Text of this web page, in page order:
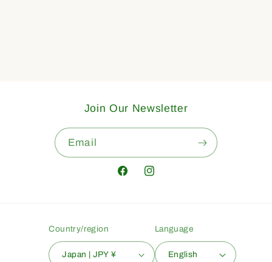
Join Our Newsletter
Email
FacebookInstagram
Country/region
Japan | JPY ¥
Language
English